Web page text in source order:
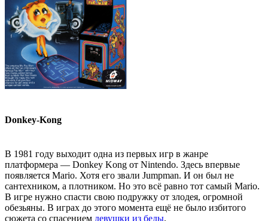
Donkey-Kong
В 1981 году выходит одна из первых игр в жанре
платформера — Donkey Kong от Nintendo. Здесь впервые
появляется Mario. Хотя его звали Jumpman. И он был не
сантехником, а плотником. Но это всё равно тот самый Mario.
В игре нужно спасти свою подружку от злодея, огромной
обезьяны. В играх до этого момента ещё не было избитого
сюжета со спасением девушки из беды.